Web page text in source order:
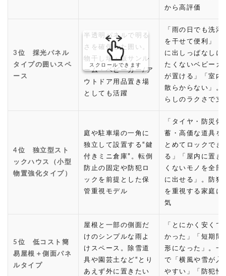
から高評価
3位 採光パネル
タイプの囲いスペ
ース
半透明パネルで明る
さを確保した囲い。
物干し場・仮サンル
ーム・ベビーカー/ア
ウトドア用品置き場
としても活躍
「雨の日でも洗濯
を干せて便利」「
に出しっぱなしに
たくないベビーカ
が置ける」「室内
散らからない」。
らしのラクさで支
4位 独立型スト
ックハウス（小型
物置強化タイプ）
庭や駐車場の一角に
独立して設置する“鍵
付きミニ倉庫”。転倒
防止の固定や防犯ロ
ックを前提とした保
管重視モデル
「タイヤ・防災備
蓄・高価な道具を
とめてロックでき
る」「屋内に置き
くないモノを全部
に出せる」。防犯
を重視する家庭に
気
5位 低コスト簡
易屋根＋側面パネ
ルタイプ
屋根と一部の側面だ
けのシンプルな雨よ
けスペース。除雪道
具や園芸土など“とり
あえず外に置きたい
「とにかく安くて
かった」「短期間
形になった」。一
で「横風や雪が入
やすい」「防犯性
スクロールできます